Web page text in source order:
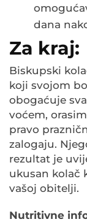
dana
Za kraj:
Biskupski
koji svojom
obogaćuje
voćem,
pravo
zalogaju.
rezultat je
ukusan kolač
vašoj obitelji.
Nutritivne